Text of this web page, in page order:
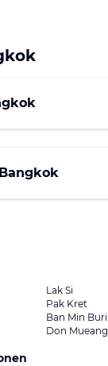
Lak Si
Pak Kret
Ban Min Buri
Don Mueang